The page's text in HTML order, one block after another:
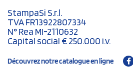
StampaSi S.r.l.
TVA FR13922807334
N° Rea MI-2110632
Capital social € 250.000 i.v.
Découvrez notre catalogue en ligne